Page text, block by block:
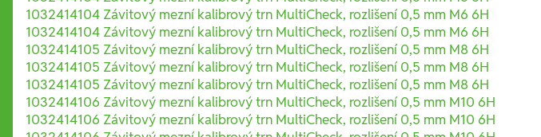
1032414104 Závitový mezní kalibrový trn MultiCheck, rozlišení 0,5 mm M6 6H
1032414104 Závitový mezní kalibrový trn MultiCheck, rozlišení 0,5 mm M6 6H
1032414105 Závitový mezní kalibrový trn MultiCheck, rozlišení 0,5 mm M8 6H
1032414105 Závitový mezní kalibrový trn MultiCheck, rozlišení 0,5 mm M8 6H
1032414105 Závitový mezní kalibrový trn MultiCheck, rozlišení 0,5 mm M8 6H
1032414106 Závitový mezní kalibrový trn MultiCheck, rozlišení 0,5 mm M10 6H
1032414106 Závitový mezní kalibrový trn MultiCheck, rozlišení 0,5 mm M10 6H